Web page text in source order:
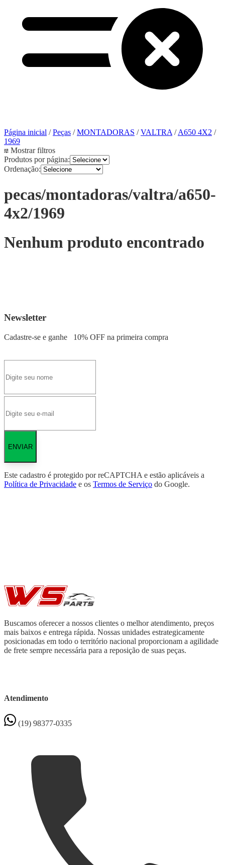
Página inicial /Peças /MONTADORAS /VALTRA/A650 4X2 /
1969
Mostrar filtros
Produtos por página:
Ordenação:
pecas/montadoras/valtra/a650-
4x2/1969
Nenhum produto encontrado
Newsletter
Cadastre-se e ganhe 10% OFF na primeira compra
ENVIAR
Este cadastro é protegido por reCAPTCHA e estão aplicáveis a
Política de Privacidade e os Termos de Serviço do Google.
Buscamos oferecer a nossos clientes o melhor atendimento, preços
mais baixos e entrega rápida. Nossas unidades estrategicamente
posicionadas em todo o território nacional proporcionam a agilidade
de frete sempre necessária para a reposição de suas peças.
Atendimento
(19) 98377-0335